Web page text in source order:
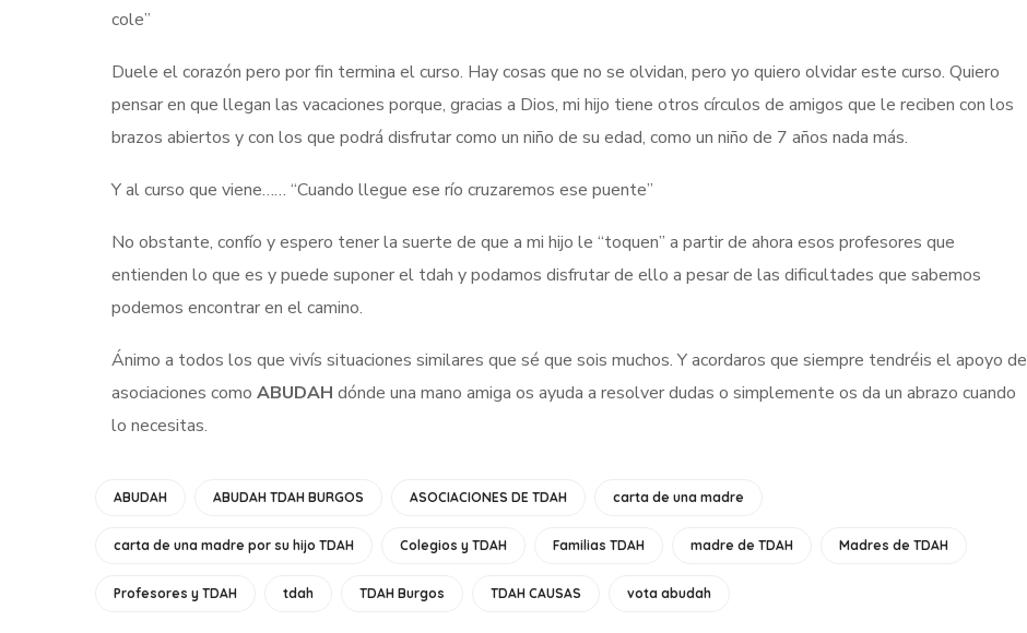
cole”
Duele el corazón pero por fin termina el curso. Hay cosas que no se olvidan, pero yo quiero olvidar este curso. Quiero
pensar en que llegan las vacaciones porque, gracias a Dios, mi hijo tiene otros círculos de amigos que le reciben con los
brazos abiertos y con los que podrá disfrutar como un niño de su edad, como un niño de 7 años nada más.
Y al curso que viene…… “Cuando llegue ese río cruzaremos ese puente”
No obstante, confío y espero tener la suerte de que a mi hijo le “toquen” a partir de ahora esos profesores que
entienden lo que es y puede suponer el tdah y podamos disfrutar de ello a pesar de las dificultades que sabemos
podemos encontrar en el camino.
Ánimo a todos los que vivís situaciones similares que sé que sois muchos. Y acordaros que siempre tendréis el apoyo de
asociaciones como ABUDAH dónde una mano amiga os ayuda a resolver dudas o simplemente os da un abrazo cuando
lo necesitas.
ABUDAH ABUDAH TDAH BURGOS ASOCIACIONES DE TDAH carta de una madre
carta de una madre por su hijo TDAH Colegios y TDAH Familias TDAH madre de TDAH Madres de TDAH
Profesores y TDAH tdah TDAH Burgos TDAH CAUSAS vota abudah